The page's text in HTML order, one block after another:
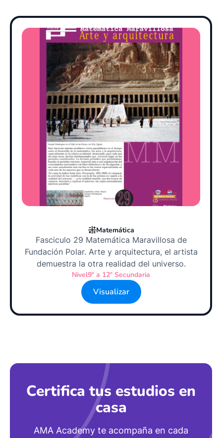
Matemática
Fasciculo 29 Matemática Maravillosa de
Fundación Polar. Arte y arquitectura, el artista
demuestra la otra realidad del universo.
Nivel9º a 12º Secundaria
Visualizar
Certifica tus estudios en
casa
AMA Academy te acompaña en cada